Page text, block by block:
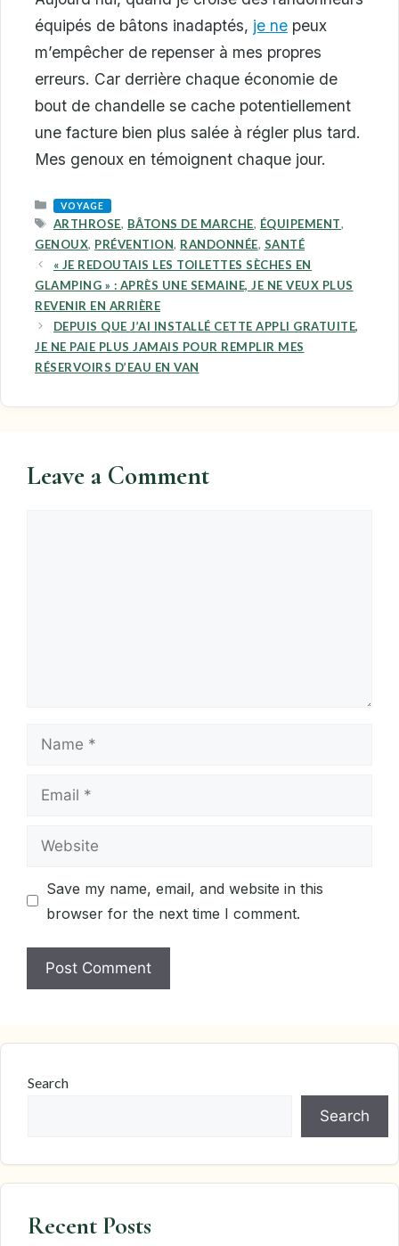
équipés de bâtons inadaptés, je ne peux
m’empêcher de repenser à mes propres
erreurs. Car derrière chaque économie de
bout de chandelle se cache potentiellement
une facture bien plus salée à régler plus tard.
Mes genoux en témoignent chaque jour.
CATEGORIES
VOYAGE
TAGS
ARTHROSE, BÂTONS DE MARCHE, ÉQUIPEMENT,
GENOUX, PRÉVENTION, RANDONNÉE, SANTÉ
« JE REDOUTAIS LES TOILETTES SÈCHES EN
GLAMPING » : APRÈS UNE SEMAINE, JE NE VEUX PLUS
REVENIR EN ARRIÈRE
DEPUIS QUE J’AI INSTALLÉ CETTE APPLI GRATUITE,
JE NE PAIE PLUS JAMAIS POUR REMPLIR MES
RÉSERVOIRS D’EAU EN VAN
Leave a Comment
Name
Email
Website
Save my name, email, and website in this
browser for the next time I comment.
Search
Search
Recent Posts